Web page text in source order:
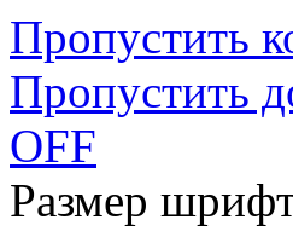
Пропустить
Пропустить
OFF
Размер